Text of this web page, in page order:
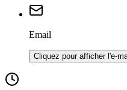
Email
Cliquez pour afficher l'e-